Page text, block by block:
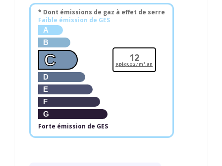
* Dont émissions de gaz à effet de serre
Faible émission de GES
A
B
C
D
E
F
G
Forte émission de GES
12
KgéqCO2 / m².an